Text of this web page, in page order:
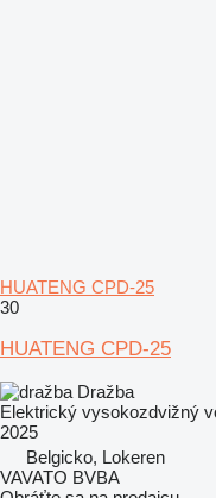
HUATENG CPD-25
30
HUATENG CPD-25
Dražba
Elektrický vysokozdvižný
2025
Belgicko, Lokeren
VAVATO BVBA